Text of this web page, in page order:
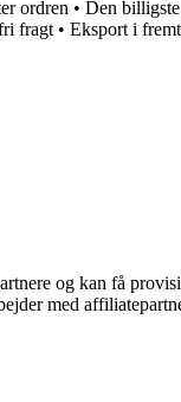
ordren • Den
fragt • Eksport i
og kan få
med